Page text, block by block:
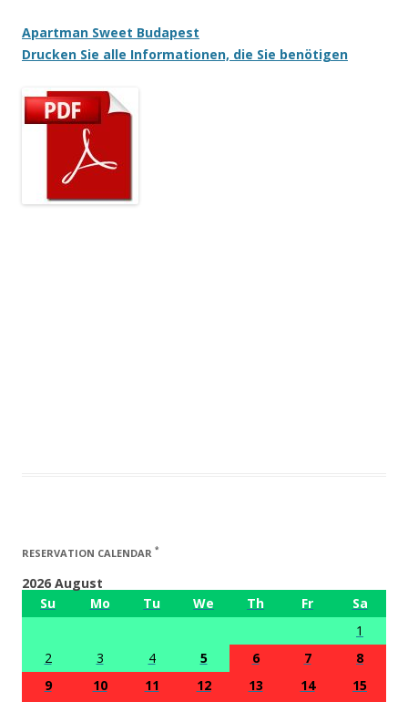
Apartman Sweet Budapest
Drucken Sie alle Informationen, die Sie benötigen
RESERVATION CALENDAR *
2026 August
Su
Mo Tu We Th Fr
Sa
1
2
3 4 5 6 7
8
9
10 11 12 13 14
15